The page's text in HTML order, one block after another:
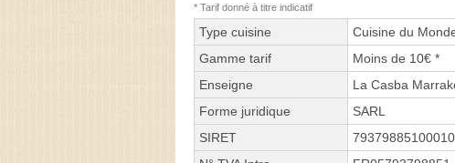
* Tarif donné à titre indicatif
Type cuisine
Cuisine du
Gamme tarif
Moins de 10€ *
Enseigne
La Casba
Forme juridique
SARL
SIRET
79379885100010